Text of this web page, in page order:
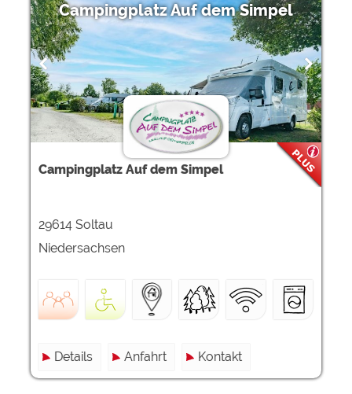
Campingplatz Auf dem Simpel
Campingplatz Auf dem Simpel
29614 Soltau
Niedersachsen
Details Anfahrt Kontakt